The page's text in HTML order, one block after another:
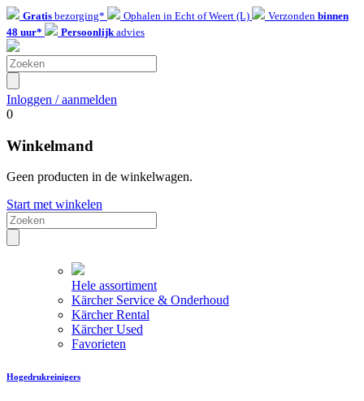
Gratis bezorging* Ophalen in Echt of Weert (L) Verzonden binnen
48 uur*
Persoonlijkadvies
Inloggen / aanmelden
0
Winkelmand
Geen producten in de winkelwagen.
Start met winkelen
Hele assortiment
Kärcher Service & Onderhoud
Kärcher Rental
Kärcher Used
Favorieten
Hogedrukreinigers